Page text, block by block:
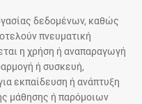
δεδομένων, καθώς
πνευματική
η χρήση ή αναπαραγωγή
ή συσκευή,
εκπαίδευση ή ανάπτυξη
μάθησης ή παρόμοιων